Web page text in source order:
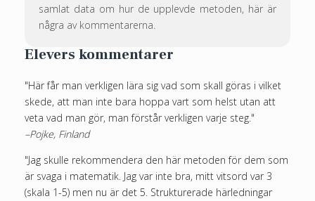
samlat data om hur de upplevde metoden, här är
några av kommentarerna.
Elevers kommentarer
"Här får man verkligen lära sig vad som skall göras i vilket
skede, att man inte bara hoppa vart som helst utan att
veta vad man gör, man förstår verkligen varje steg."
–Pojke, Finland
"Jag skulle rekommendera den här metoden för dem som
är svaga i matematik. Jag var inte bra, mitt vitsord var 3
(skala 1-5) men nu är det 5. Strukturerade härledningar